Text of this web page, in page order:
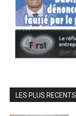
LES PLUS RECENTS